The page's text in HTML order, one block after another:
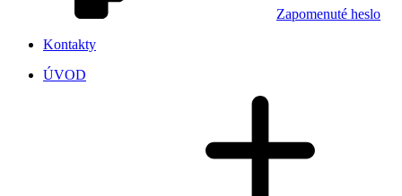
Zapomenuté heslo
Kontakty
ÚVOD